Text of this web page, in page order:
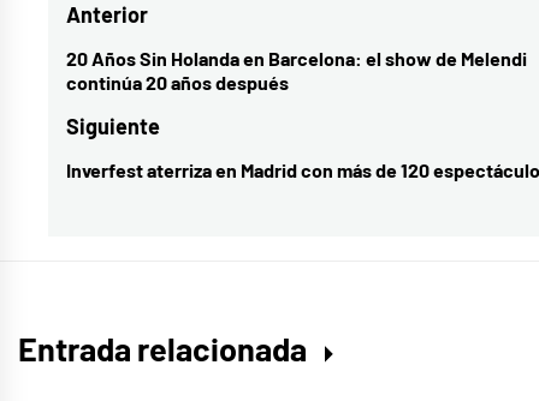
Madrid
wizink
center
Navegación
de
Anterior
Entrada
anterior:
20 Años Sin Holanda en Barcelona: el show de Melendi
continúa 20 años después
Siguiente
Entrada
Inverfest aterriza en Madrid con más de 120
Entrada relacionada